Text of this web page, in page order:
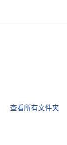
查看所有文件夹